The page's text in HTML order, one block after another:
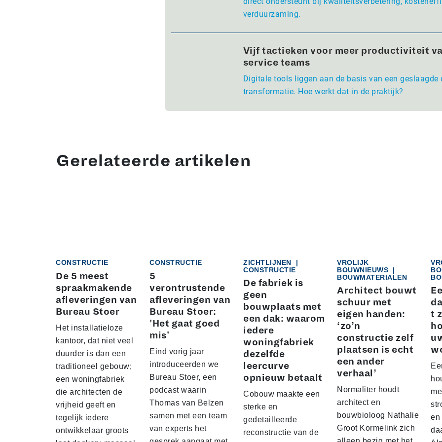
verduurzaming.
Vijf tactieken voor meer productiviteit
service teams
Digitale tools liggen aan de basis van een geslaagde
transformatie. Hoe werkt dat in de praktijk?
Gerelateerde artikelen
CONSTRUCTIE
De 5 meest
spraakmakende
afleveringen van
Bureau Stoer
Het installatieloze
kantoor, dat niet veel
duurder is dan een
traditioneel gebouw;
een woningfabriek
die architecten de
vrijheid geeft en
tegelijk iedere
ontwikkelaar groots
CONSTRUCTIE
5
verontrustende
afleveringen van
Bureau Stoer:
'Het gaat goed
mis'
Eind vorig jaar
introduceerden we
Bureau Stoer, een
podcast waarin
Thomas van Belzen
samen met een team
van experts het
ZICHTLIJNEN
|
CONSTRUCTIE
De fabriek is
geen
bouwplaats met
een dak: waarom
iedere
woningfabriek
dezelfde
leercurve
opnieuw betaalt
Cobouw maakte een
sterke en
gedetailleerde
reconstructie van de
VROLIJK
BOUWNIEUWS
|
BOUWMATERIALEN
Architect bouwt
schuur met
eigen handen:
‘zo’n
constructie zelf
plaatsen is echt
een ander
verhaal’
Normaliter houdt
architect en
bouwbioloog Nathalie
Groot Kormelink zich
t
en